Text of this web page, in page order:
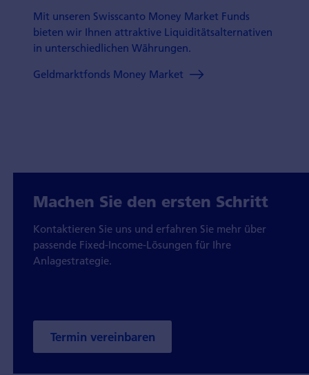
Mit unseren Swisscanto Money Market Funds
bieten wir Ihnen attraktive Liquiditätsalternativen
in unterschiedlichen Währungen.
Geldmarktfonds Money Market
Machen Sie den ersten Schritt
Kontaktieren Sie uns und erfahren Sie mehr über
passende Fixed-Income-Lösungen für Ihre
Anlagestrategie.
Termin vereinbaren